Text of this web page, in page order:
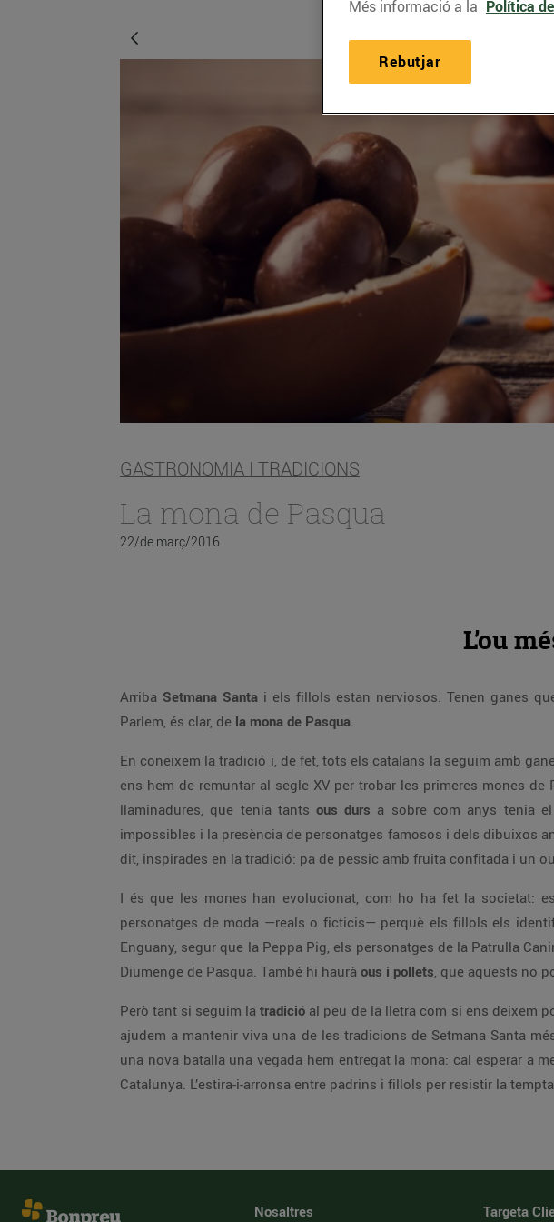
GASTRONOMIA I TRADICIONS
La mona de Pasqua
22/de març/2016
L’ou
Arriba Setmana Santa i els fillols estan nerviosos. Tenen ganes
Parlem, és clar, de la mona de Pasqua.
En coneixem la tradició i, de fet, tots els catalans la seguim amb
ens hem de remuntar al segle XV per trobar les primeres mones
llaminadures, que tenia tants ous durs a sobre com anys tenia
impossibles i la presència de personatges famosos i dels dibuixos
dit, inspirades en la tradició: pa de pessic amb fruita confitada i un
I és que les mones han evolucionat, com ho ha fet la societat:
personatges de moda —reals o ficticis— perquè els fillols els
Enguany, segur que la Peppa Pig, els personatges de la Patrulla
Diumenge de Pasqua. També hi haurà ous i pollets, que aquests no
Però tant si seguim la tradició al peu de la lletra com si ens deixem
ajudem a mantenir viva una de les tradicions de Setmana Santa
una nova batalla una vegada hem entregat la mona: cal esperar a
Catalunya. L’estira-i-arronsa entre padrins i fillols per resistir la
Nosaltres Targeta
Més informació a la Política
Rebutjar